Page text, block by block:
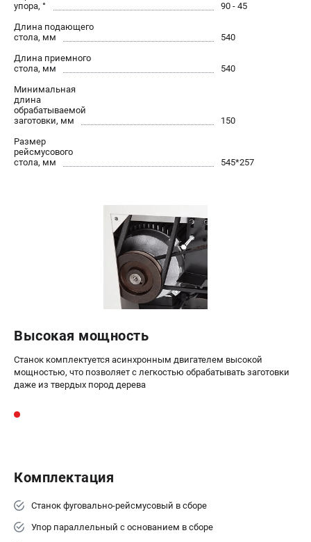
упора, °
90 - 45
Длина подающего
стола, мм
540
Длина приемного
стола, мм
540
Минимальная
длина
обрабатываемой
заготовки, мм
150
Размер
рейсмусового
стола, мм
545*257
Высокая мощность
Станок комплектуется асинхронным двигателем высокой
мощностью, что позволяет с легкостью обрабатывать заготовки
даже из твердых пород дерева
Комплектация
Станок фуговально-рейсмусовый в сборе
Упор параллельный с основанием в сборе